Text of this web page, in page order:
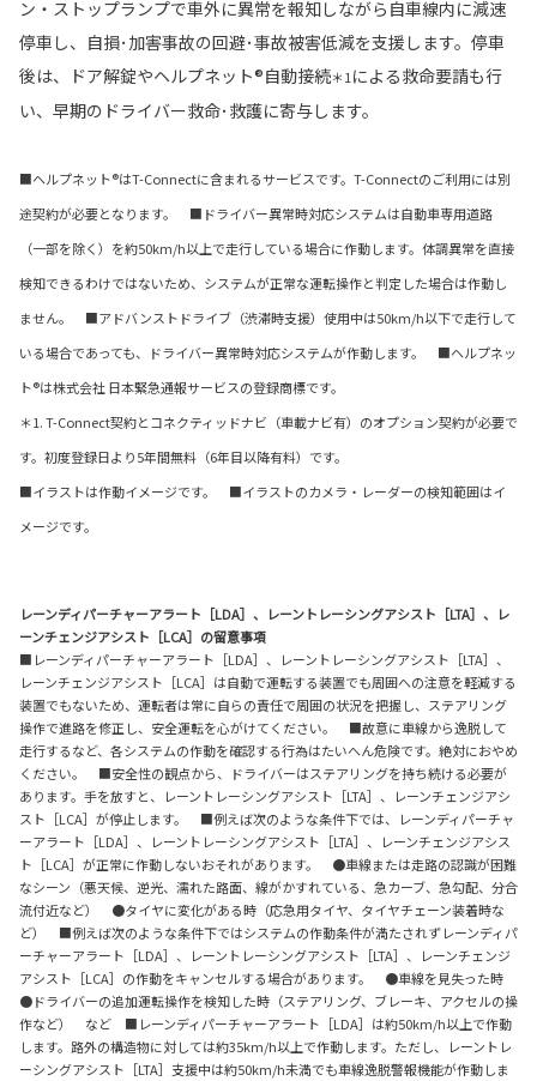
ン・ストップランプで車外に異常を報知しながら自車線内に減速
停車し、自損･加害事故の回避･事故被害低減を支援します。停車
後は、ドア解錠やヘルプネット®自動接続＊1による救命要請も行
い、早期のドライバー救命･救護に寄与します。
■ヘルプネット®はT-Connectに含まれるサービスです。T-Connectのご利用には別
途契約が必要となります。 ■ドライバー異常時対応システムは自動車専用道路
（一部を除く）を約50km/h以上で走行している場合に作動します。体調異常を直接
検知できるわけではないため、システムが正常な運転操作と判定した場合は作動し
ません。 ■アドバンストドライブ（渋滞時支援）使用中は50km/h以下で走行して
いる場合であっても、ドライバー異常時対応システムが作動します。 ■ヘルプネッ
ト®は株式会社 日本緊急通報サービスの登録商標です。
＊1. T-Connect契約とコネクティッドナビ（車載ナビ有）のオプション契約が必要で
す。初度登録日より5年間無料（6年目以降有料）です。
■イラストは作動イメージです。 ■イラストのカメラ・レーダーの検知範囲はイ
メージです。
レーンディパーチャーアラート［LDA］、レーントレーシングアシスト［LTA］、レ
ーンチェンジアシスト［LCA］の留意事項
■レーンディパーチャーアラート［LDA］、レーントレーシングアシスト［LTA］、
レーンチェンジアシスト［LCA］は自動で運転する装置でも周囲への注意を軽減する
装置でもないため、運転者は常に自らの責任で周囲の状況を把握し、ステアリング
操作で進路を修正し、安全運転を心がけてください。 ■故意に車線から逸脱して
走行するなど、各システムの作動を確認する行為はたいへん危険です。絶対におやめ
ください。 ■安全性の観点から、ドライバーはステアリングを持ち続ける必要が
あります。手を放すと、レーントレーシングアシスト［LTA］、レーンチェンジアシ
スト［LCA］が停止します。 ■例えば次のような条件下では、レーンディパーチャ
ーアラート［LDA］、レーントレーシングアシスト［LTA］、レーンチェンジアシス
ト［LCA］が正常に作動しないおそれがあります。 ●車線または走路の認識が困難
なシーン（悪天候、逆光、濡れた路面、線がかすれている、急カーブ、急勾配、分合
流付近など） ●タイヤに変化がある時（応急用タイヤ、タイヤチェーン装着時な
ど） ■例えば次のような条件下ではシステムの作動条件が満たされずレーンディパ
ーチャーアラート［LDA］、レーントレーシングアシスト［LTA］、レーンチェンジ
アシスト［LCA］の作動をキャンセルする場合があります。 ●車線を見失った時
●ドライバーの追加運転操作を検知した時（ステアリング、ブレーキ、アクセルの操
作など） など ■レーンディパーチャーアラート［LDA］は約50km/h以上で作動
します。路外の構造物に対しては約35km/h以上で作動します。ただし、レーントレ
ーシングアシスト［LTA］支援中は約50km/h未満でも車線逸脱警報機能が作動しま